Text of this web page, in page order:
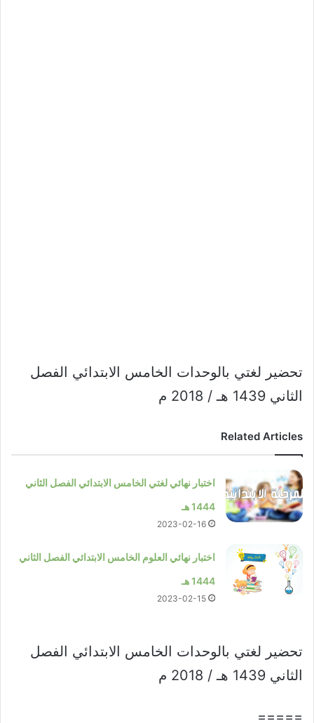
تحضير لغتي بالوحدات الخامس الابتدائي الفصل
الثاني 1439 هـ / 2018 م
Related Articles
اختبار نهائي لغتي الخامس الابتدائي الفصل الثاني
1444 هـ
2023-02-16
اختبار نهائي العلوم الخامس الابتدائي الفصل الثاني
1444 هـ
2023-02-15
تحضير لغتي بالوحدات الخامس الابتدائي الفصل
الثاني 1439 هـ / 2018 م
=====